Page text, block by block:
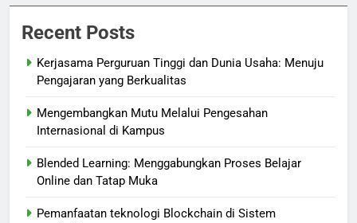
Recent Posts
Kerjasama Perguruan Tinggi dan Dunia Usaha: Menuju
Pengajaran yang Berkualitas
Mengembangkan Mutu Melalui Pengesahan
Internasional di Kampus
Blended Learning: Menggabungkan Proses Belajar
Online dan Tatap Muka
Pemanfaatan teknologi Blockchain di Sistem